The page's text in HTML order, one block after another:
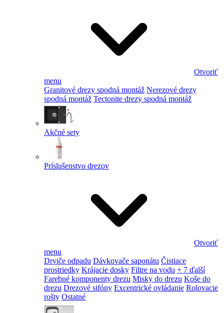
Otvoriť
menu
Granitové drezy spodná montáž Nerezové drezy
spodná montáž Tectonite drezy spodná montáž
Akčné sety
Príslušenstvo drezov
Otvoriť
menu
Drviče odpadu Dávkovače saponátu Čistiace
prostriedky Krájacie dosky Filtre na vodu + 7 ďalší
Farebné komponenty drezu Misky do drezu Koše do
drezu Drezové sifóny Excentrické ovládanie Rolovacie
rošty Ostatné